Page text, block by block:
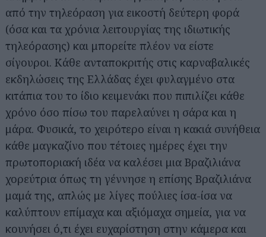
από την τηλεόραση για εικοστή δεύτερη φορά
(όσα και τα χρόνια λειτουργίας της ιδιωτικής
τηλεόρασης) και μπορείτε πλέον να είστε
σίγουροι. Κάθε ανταποκριτής στις καρναβαλικές
εκδηλώσεις της Ελλάδας έχει φυλαγμένο στα
κιτάπια του το ίδιο κειμενάκι που πιπιλίζει κάθε
χρόνο όσο πίσω του παρελαύνει η σάρα και η
μάρα. Φυσικά, το χειρότερο είναι η κακιά συνήθεια
κάθε μαγκαζίνο που τέτοιες ημέρες έχει την
πρωτοποριακή ιδέα να καλέσει μια Βραζιλιάνα
χορεύτρια όπως τη γέννησε η επίσης Βραζιλιάνα
μαμά της, απλώς με λίγες πούλιες ίσα-ίσα να
καλύπτουν επίμαχα και αξιόμαχα σημεία, για να
κουνήσει ό,τι έχει ευχαρίστηση στην κάμερα και